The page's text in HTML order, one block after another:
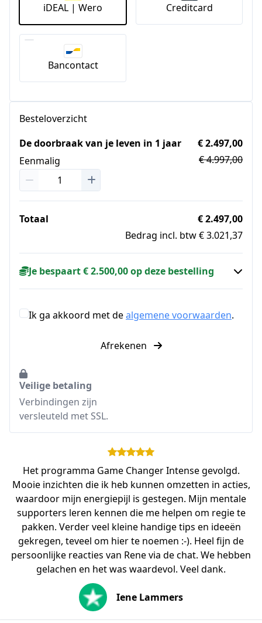
iDEAL | Wero Creditcard
Bancontact
Besteloverzicht
De doorbraak van je leven in 1 jaar
Eenmalig
€ 2.497,00
€ 4.997,00
Totaal
€ 2.497,00
Bedrag incl. btw € 3.021,37
Je bespaart € 2.500,00 op deze bestelling
Ik ga akkoord met dealgemene voorwaarden.
Afrekenen
Veilige betaling
Verbindingen zijn
versleuteld met SSL.
Het programma Game Changer Intense gevolgd.
Mooie inzichten die ik heb kunnen omzetten in acties,
waardoor mijn energiepijl is gestegen. Mijn mentale
supporters leren kennen die me helpen om regie te
pakken. Verder veel kleine handige tips en ideeën
gekregen, teveel om hier te noemen :-). Heel fijn de
persoonlijke reacties van Rene via de chat. We hebben
gelachen en het was waardevol. Veel dank.
Iene Lammers